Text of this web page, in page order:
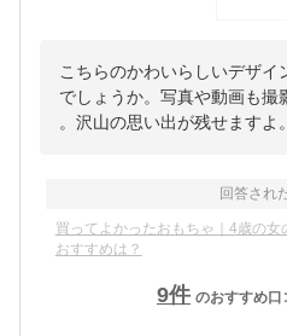
こちらのかわいらしいデザ
でしょうか。写真や動画も撮
。沢山の思い出が残せますよ。
回答され
買ってよかったおもちゃ｜4歳の
おすすめは？
9件 のおすすめ口